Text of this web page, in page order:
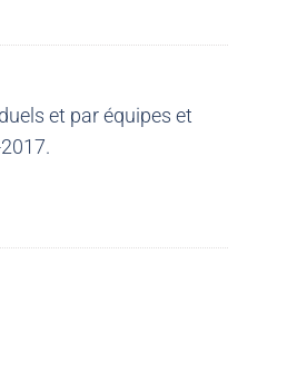
et par équipes et